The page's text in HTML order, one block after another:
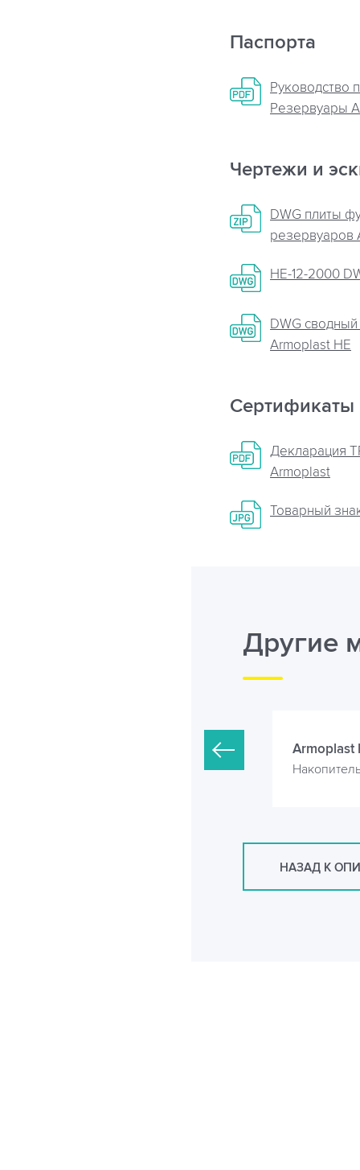
Паспорта
Руководство
Резервуары
Чертежи и
DWG плиты
резервуаров
НЕ-12-2000
DWG
Armoplast HE
Сертификаты
Декларация
Armoplast
Товарный
Другие
Armoplast
НАЗАД К